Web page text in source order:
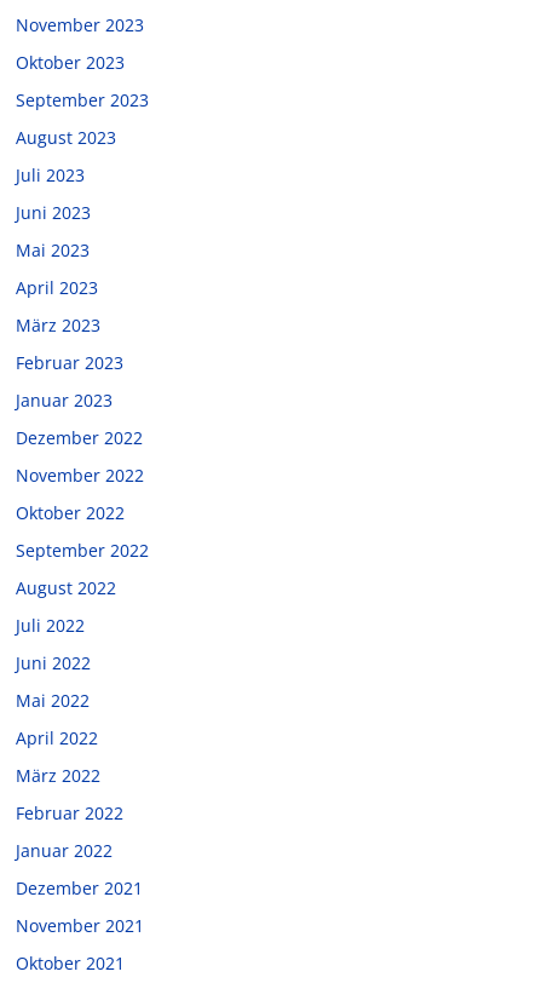
November 2023
Oktober 2023
September 2023
August 2023
Juli 2023
Juni 2023
Mai 2023
April 2023
März 2023
Februar 2023
Januar 2023
Dezember 2022
November 2022
Oktober 2022
September 2022
August 2022
Juli 2022
Juni 2022
Mai 2022
April 2022
März 2022
Februar 2022
Januar 2022
Dezember 2021
November 2021
Oktober 2021